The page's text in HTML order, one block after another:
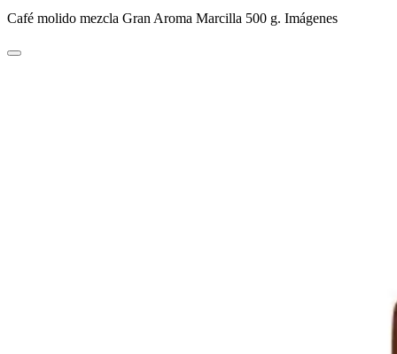
Café molido mezcla Gran Aroma Marcilla 500 g. Imágenes